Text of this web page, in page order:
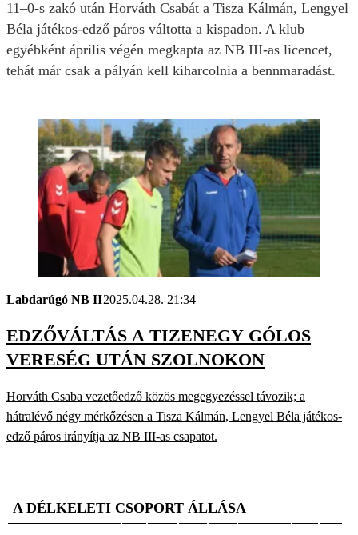
11–0-s zakó után Horváth Csabát a Tisza Kálmán, Lengyel
Béla játékos-edző páros váltotta a kispadon. A klub
egyébként április végén megkapta az NB III-as licencet,
tehát már csak a pályán kell kiharcolnia a bennmaradást.
Labdarúgó NB II2025.04.28. 21:34
EDZŐVÁLTÁS A TIZENEGY GÓLOS
VERESÉG UTÁN SZOLNOKON
Horváth Csaba vezetőedző közös megegyezéssel távozik; a
hátralévő négy mérkőzésen a Tisza Kálmán, Lengyel Béla játékos-
edző páros irányítja az NB III-as csapatot.
A DÉLKELETI CSOPORT ÁLLÁSA